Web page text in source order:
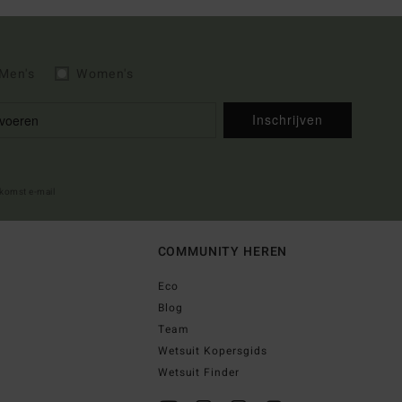
Inschrijven
COMMUNITY HEREN
Eco
Blog
Team
Wetsuit Kopersgids
Wetsuit Finder